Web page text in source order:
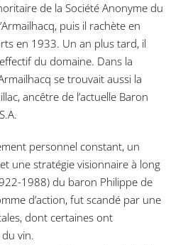
de la Société Anonyme du
puis il rachète en
en 1933. Un an plus tard, il
du domaine. Dans la
se trouvait aussi la
ancêtre de l’actuelle Baron
personnel constant, un
une stratégie visionnaire à long
1988) du baron Philippe de
d’action, fut scandé par une
dont certaines ont
vin.